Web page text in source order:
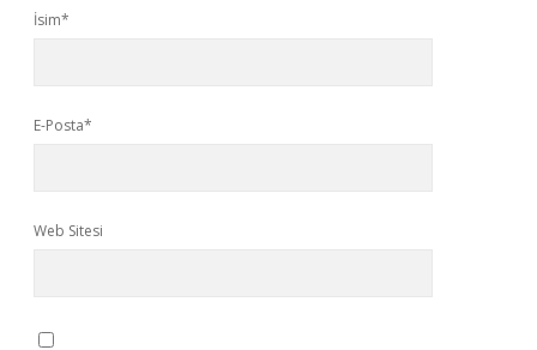
İsim*
E-Posta*
Web Sitesi